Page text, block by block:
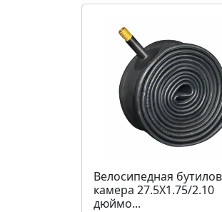
Велосипедная
камера 27.5X1.75/2.10
дюймо...